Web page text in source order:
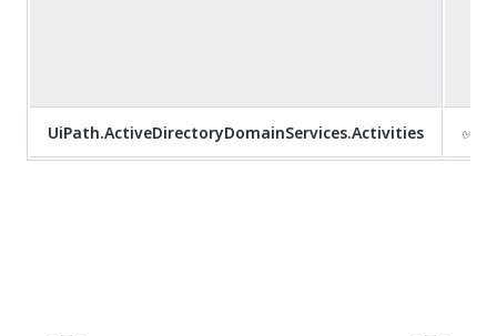
UiPath.ActiveDirectoryDomainServices.Activities ✅